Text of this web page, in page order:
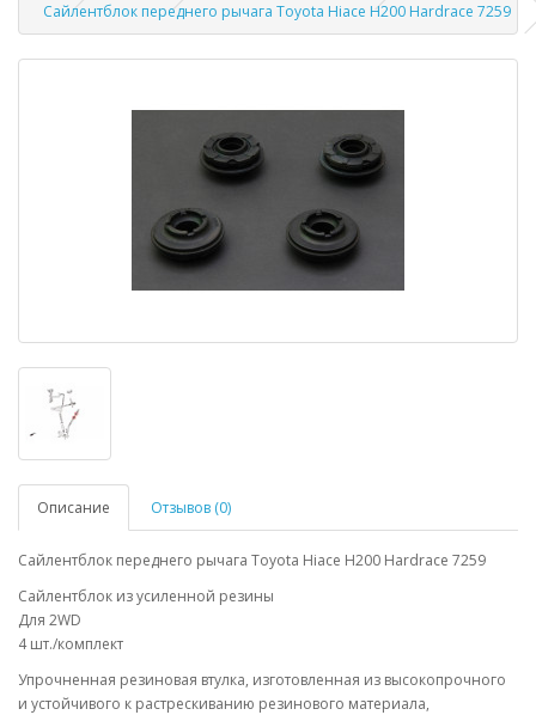
Сайлентблок переднего рычага Toyota Hiace H200 Hardrace 7259
Описание Отзывов (0)
Сайлентблок переднего рычага Toyota Hiace H200 Hardrace 7259
Сайлентблок из усиленной резины
Для 2WD
4 шт./комплект
Упрочненная резиновая втулка, изготовленная из высокопрочного
и устойчивого к растрескиванию резинового материала,